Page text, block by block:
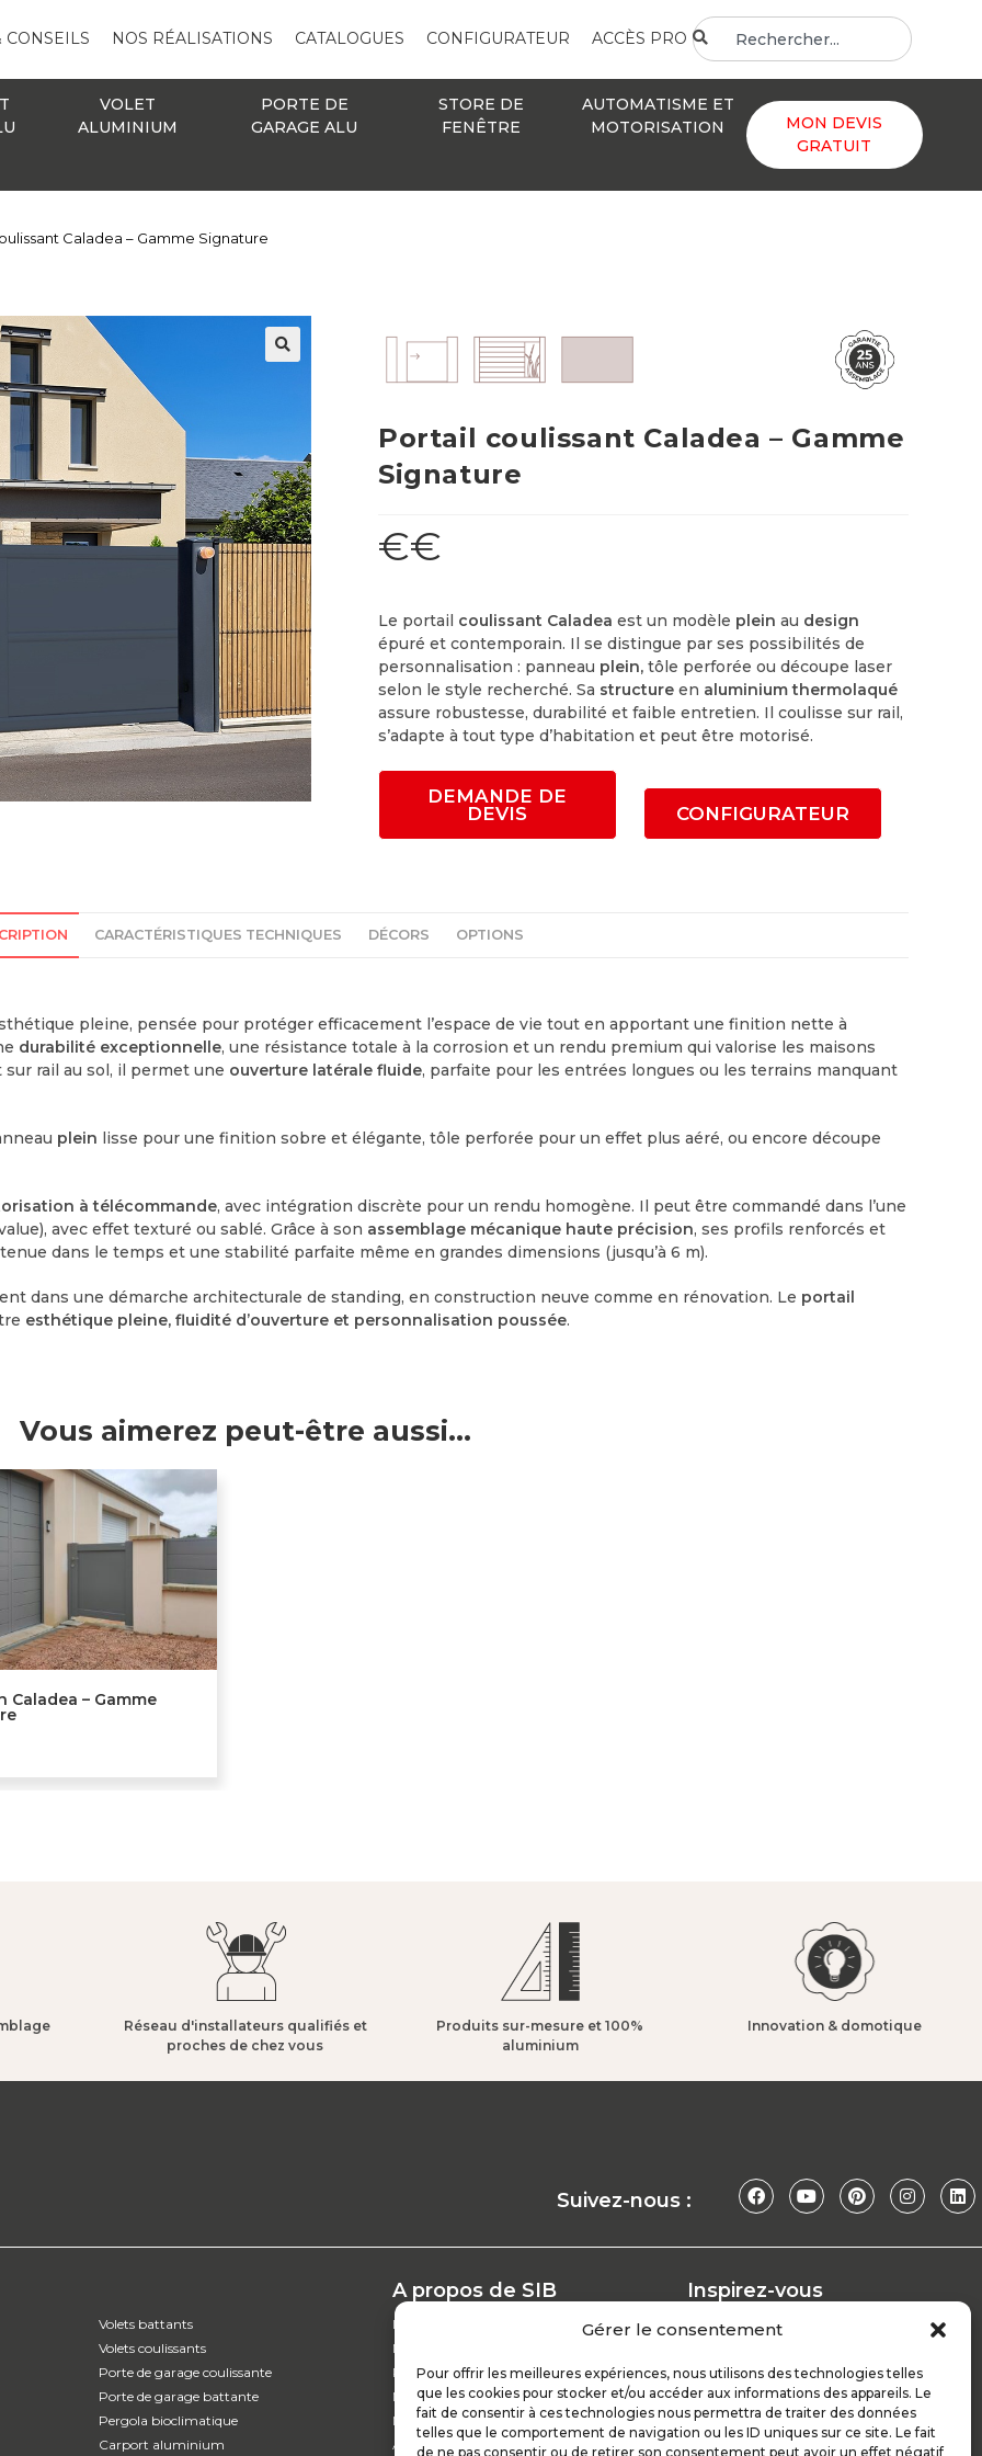
Gérer le consentement
Pour offrir les meilleures expériences, nous utilisons des technologies telles
que les cookies pour stocker et/ou accéder aux informations des appareils. Le
fait de consentir à ces technologies nous permettra de traiter des données
telles que le comportement de navigation ou les ID uniques sur ce site. Le fait
de ne pas consentir ou de retirer son consentement peut avoir un effet négatif
CONSEILS NOS RÉALISATIONS CATALOGUES CONFIGURATEUR ACCÈS PRO
VOLET
ALUMINIUM
PORTE DE
GARAGE ALU
STORE DE
FENÊTRE
AUTOMATISME ET
MOTORISATION
MON DEVIS
GRATUIT
Caladea – Gamme Signature
Portail coulissant Caladea – Gamme
Signature
€€
Le portail coulissant Caladea est un modèle plein au design
épuré et contemporain. Il se distingue par ses possibilités de
personnalisation : panneau plein, tôle perforée ou découpe laser
selon le style recherché. Sa structure en aluminium thermolaqué
assure robustesse, durabilité et faible entretien. Il coulisse sur rail,
s’adapte à tout type d’habitation et peut être motorisé.
DEMANDE DE
DEVIS
CONFIGURATEUR
CARACTÉRISTIQUES TECHNIQUES DÉCORS OPTIONS
pleine, pensée pour protéger efficacement l’espace de vie tout en apportant une finition nette à
durabilité exceptionnelle, une résistance totale à la corrosion et un rendu premium qui valorise les maisons
rail au sol, il permet une ouverture latérale fluide, parfaite pour les entrées longues ou les terrains manquant
plein lisse pour une finition sobre et élégante, tôle perforée pour un effet plus aéré, ou encore découpe
à télécommande, avec intégration discrète pour un rendu homogène. Il peut être commandé dans l’une
avec effet texturé ou sablé. Grâce à son assemblage mécanique haute précision, ses profils renforcés et
dans le temps et une stabilité parfaite même en grandes dimensions (jusqu’à 6 m).
dans une démarche architecturale de standing, en construction neuve comme en rénovation. Le portail
esthétique pleine, fluidité d’ouverture et personnalisation poussée.
Vous aimerez peut-être aussi…
Caladea – Gamme
Réseau d'installateurs qualifiés et
proches de chez vous​
Produits sur-mesure et 100%
aluminium​
Innovation & domotique​
Suivez-nous :
Volets battants
Volets coulissants
Porte de garage coulissante
Porte de garage battante
Pergola bioclimatique
Carport aluminium
A propos de SIB
L’entreprise
Nos catalogues
Parcours d'achat
Nos garanties
Nos offres d’emploi
Actualités
Inspirez-vous
Nos conseils
Configurateur
Demande de devis
Parrain d’excellence